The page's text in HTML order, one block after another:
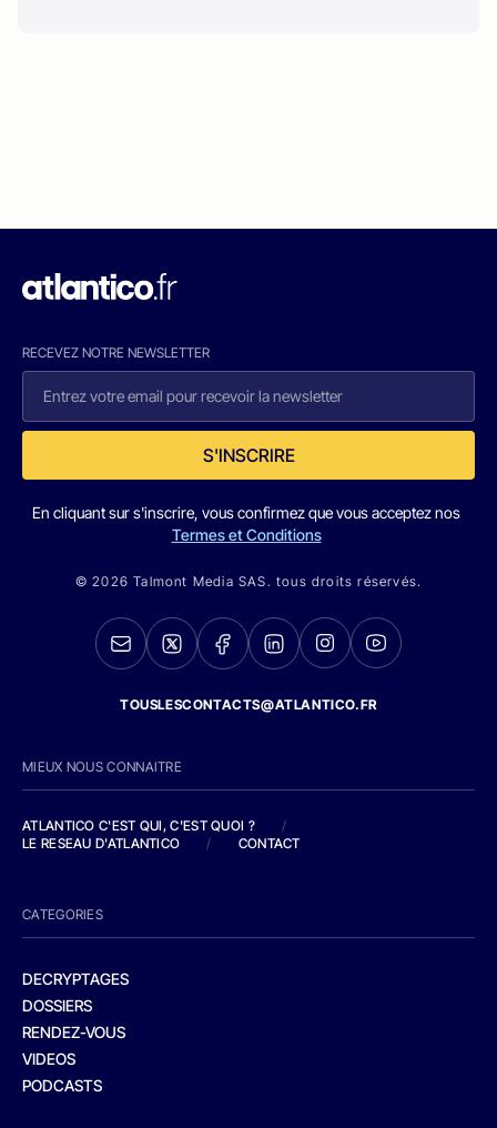
RECEVEZ NOTRE NEWSLETTER
S'INSCRIRE
En cliquant sur s'inscrire, vous confirmez que vous acceptez nos
Termes et Conditions
© 2026 Talmont Media SAS. tous droits réservés.
TOUSLESCONTACTS@ATLANTICO.FR
MIEUX NOUS CONNAITRE
ATLANTICO C'EST QUI, C'EST QUOI ?
/
LE RESEAU D'ATLANTICO
/ CONTACT
CATEGORIES
DECRYPTAGES
DOSSIERS
RENDEZ-VOUS
VIDEOS
PODCASTS